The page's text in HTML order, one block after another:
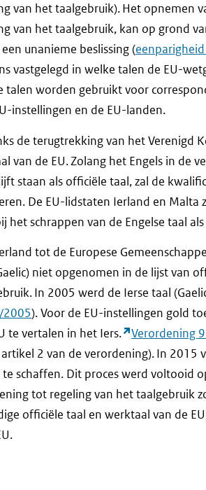
van het taalgebruik). Het opnemen
van het taalgebruik, kan op grond
unanieme beslissing (
vastgelegd in welke talen de EU-
talen worden gebruikt voor
instellingen en de EU-landen.
de terugtrekking van het Verenigd
van de EU. Zolang het Engels in de
staan als officiële taal, zal de
De EU-lidstaten Ierland en Malta
het schrappen van de Engelse taal
tot de Europese
niet opgenomen in de lijst van
In 2005 werd de Ierse taal
). Voor de EU-instellingen gold
te vertalen in het Iers.
Verordening
2 van de verordening). In 2015
schaffen. Dit proces werd voltooid
tot regeling van het taalgebruik
officiële taal en werktaal van de